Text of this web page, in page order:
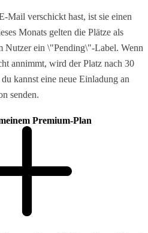
Mail verschickt hast, ist sie einen
Monats gelten die Plätze als
Nutzer ein \"Pending\"-Label. Wenn
annimmt, wird der Platz nach 30
kannst eine neue Einladung an
senden.
Premium-Plan